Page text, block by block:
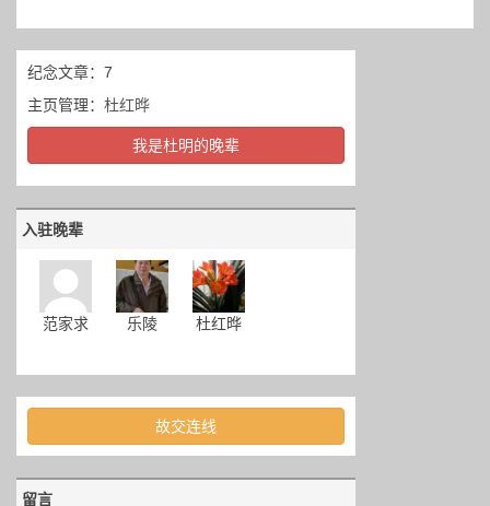
纪念文章：7
主页管理： 杜红晔
我是杜明的晚辈
入驻晚辈
范家求 乐陵 杜红晔
故交连线
留言